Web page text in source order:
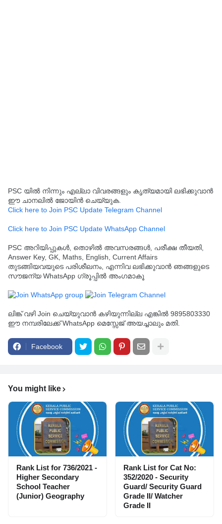
PSC യിൽ നിന്നും എല്ലാ വിവരങ്ങളും കൃത്യമായി ലഭിക്കുവാൻ
ഈ ചാനലിൽ ജോയിൻ ചെയ്യുക.
Click here to Join PSC Update Telegram Channel
Click here to Join PSC Update WhatsApp Channel
PSC അറിയിപ്പുകൾ, തൊഴിൽ അവസരങ്ങൾ, പരീക്ഷ തീയതി,
Answer Key, GK, Maths, English, Current Affairs
തുടങ്ങിയവയുടെ പരിശീലനം, എന്നിവ ലഭിക്കുവാൻ ഞങ്ങളുടെ
സൗജന്യ WhatsApp ഗ്രൂപ്പിൽ അംഗമാകൂ
ലിങ്ക് വഴി Join ചെയ്യുവാൻ കഴിയുന്നില്ല എങ്കിൽ 9895803330
ഈ നമ്പരിലേക്ക് WhatsApp മെസ്സേജ് അയച്ചാലും മതി.
Facebook
You might like
Rank List for 736/2021 -
Higher Secondary
School Teacher
(Junior) Geography
Rank List for Cat No:
352/2020 - Security
Guard/ Security Guard
Grade II/ Watcher
Grade II